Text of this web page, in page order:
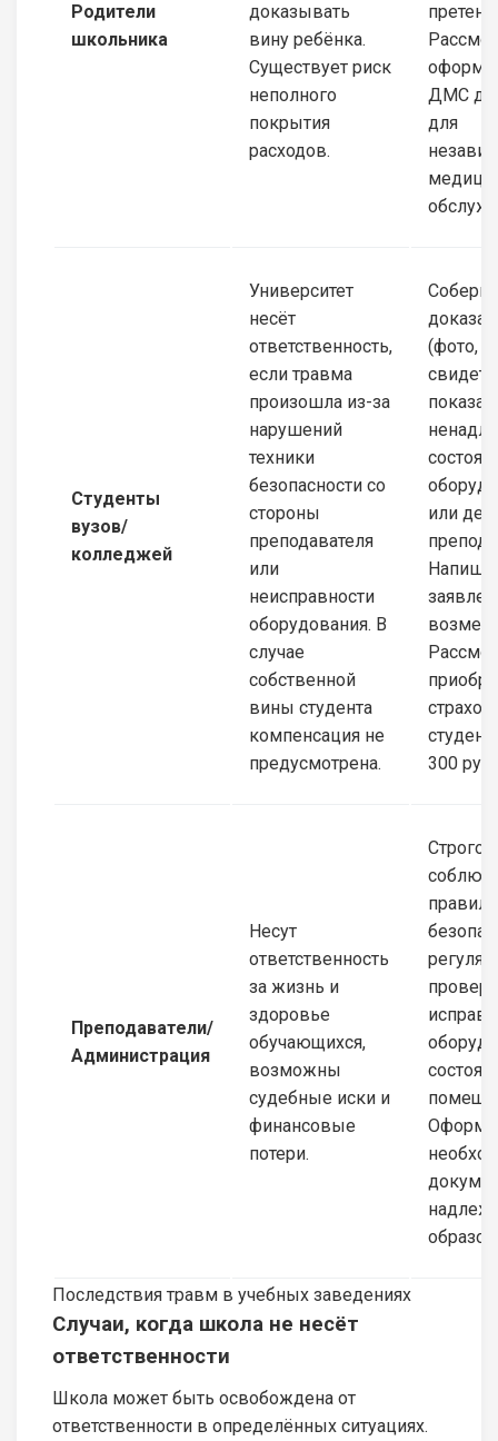
Родители
школьника
доказывать
вину ребёнка.
Существует риск
неполного
покрытия
расходов.
ДМС
для
Студенты
вузов/
колледжей
Университет
несёт
ответственность,
если травма
произошла из-за
нарушений
техники
безопасности со
стороны
преподавателя
или
неисправности
оборудования. В
случае
собственной
вины студента
компенсация не
предусмотрена.
(фото,
или
300
Преподаватели/
Администрация
Несут
ответственность
за жизнь и
здоровье
обучающихся,
возможны
судебные иски и
финансовые
потери.
Строго
Последствия травм в учебных заведениях
Случаи, когда школа не несёт
ответственности
Школа может быть освобождена от
ответственности в определённых ситуациях.